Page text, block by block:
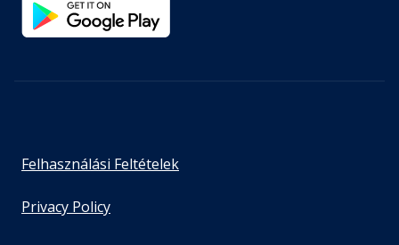
Felhasználási Feltételek
Privacy Policy